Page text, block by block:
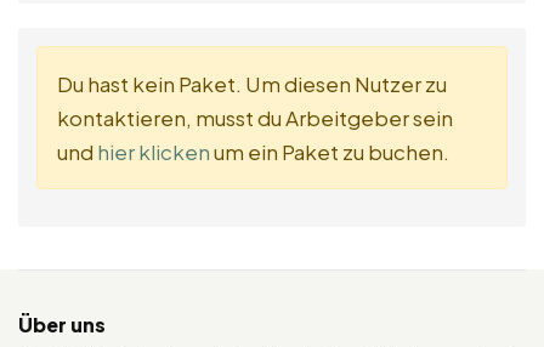
Du hast kein Paket. Um diesen Nutzer zu
kontaktieren, musst du Arbeitgeber sein
und hier klickenum ein Paket zu buchen.
Über uns